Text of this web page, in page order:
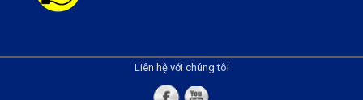
Liên hệ với chúng tôi